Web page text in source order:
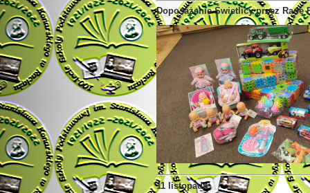
Doposażenie Świetlicy przez Radę
11 listopada